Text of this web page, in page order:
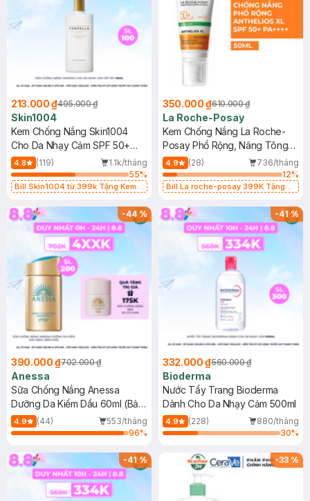
213.000 ₫495.000 ₫
Skin1004
Kem Chống Nắng Skin1004
Cho Da Nhạy Cảm SPF 50+
50ml
4.8 (119)
1.1k/tháng
55%
Bill Skin1004 từ 399k Tặng Kem
SPF 50+ 20ml (SL Có Hạn)
350.000 ₫610.000 ₫
La Roche-Posay
Kem Chống Nắng La Roche-
Posay Phổ Rộng, Nâng Tông
Kiềm Dầu 50ml
4.9 (28)
736/tháng
12%
Bill La roche-posay 399K Tặng
(SL có hạn)
-44%
390.000 ₫702.000 ₫
Anessa
Sữa Chống Nắng Anessa
Dưỡng Da Kiềm Dầu 60ml (Bản
Mới)
4.9 (44)
553/tháng
96%
-41%
332.000 ₫560.000 ₫
Bioderma
Nước Tẩy Trang Bioderma
Dành Cho Da Nhạy Cảm 500ml
4.9 (228)
880/tháng
30%
-41% -33 %